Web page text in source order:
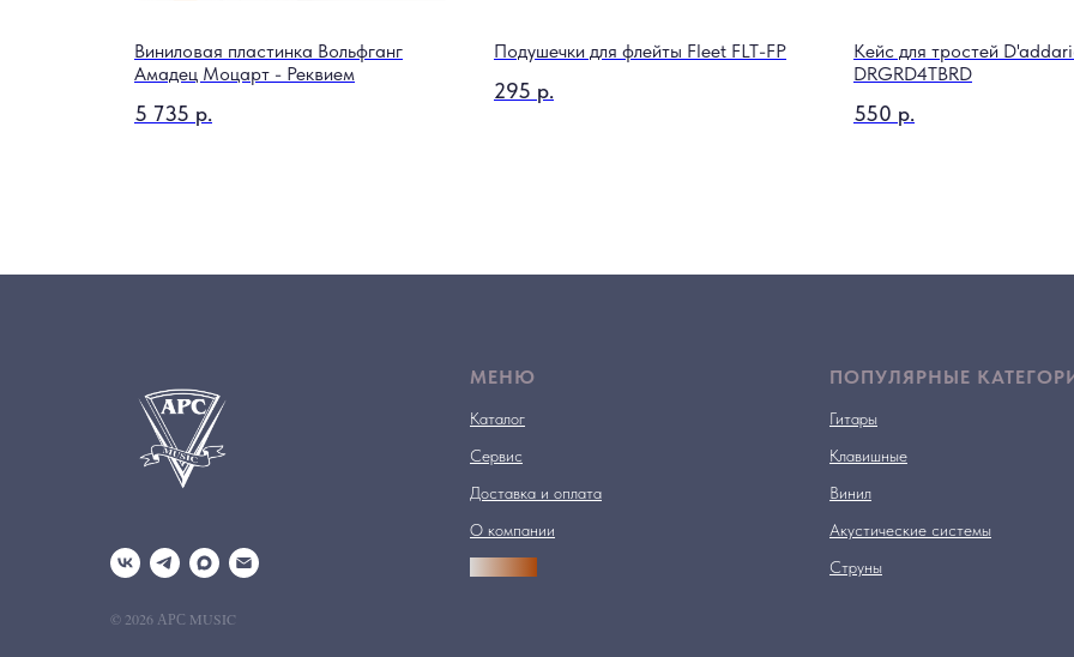
Виниловая пластинка Вольфганг
Амадец Моцарт - Реквием
5 735 р.
Подушечки для флейты Fleet FLT-FP
295 р.
Кейс для тростей
DRGRD4TBRD
550 р.
© 2026 АРС MUSIC
МЕНЮ
Каталог
Сервис
Доставка и оплата
О компании
ПОПУЛЯРНЫЕ
Гитары
Клавишные
Винил
Акустические системы
Струны